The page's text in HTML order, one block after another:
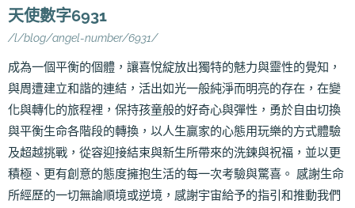
天使數字6931
/l/blog/angel-number/6931/
成為一個平衡的個體，讓喜悅綻放出獨特的魅力與靈性的覺知，
與周遭建立和諧的連結，活出如光一般純淨而明亮的存在，在變
化與轉化的旅程裡，保持孩童般的好奇心與彈性，勇於自由切換
與平衡生命各階段的轉換，以人生贏家的心態用玩樂的方式體驗
及超越挑戰，從容迎接結束與新生所帶來的洗鍊與祝福，並以更
積極、更有創意的態度擁抱生活的每一次考驗與驚喜。 感謝生命
所經歷的一切無論順境或逆境，感謝宇宙給予的指引和推動我們